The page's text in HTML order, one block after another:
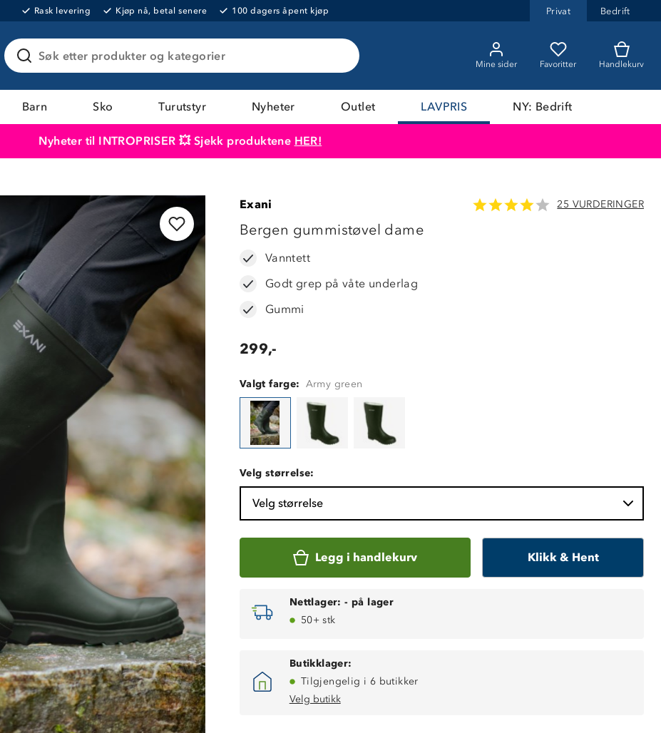
Rask levering Kjøp nå, betal senere 100 dagers åpent kjøp Privat Bedrift
Søk etter produkter og kategorier
Mine sider Favoritter Handlekurv
Barn Sko Turutstyr Nyheter Outlet LAVPRIS NY: Bedrift
Nyheter til INTROPRISER 💥 Sjekk produktene HER!
Exani 25 VURDERINGER
Bergen gummistøvel dame
Vanntett
Godt grep på våte underlag
Gummi
299,-
Valgt farge: Army green
Velg størrelse:
Velg størrelse
Legg i handlekurv Klikk & Hent
Nettlager: - på lager
50+ stk
Butikklager:
Tilgjengelig i 6 butikker
Velg butikk